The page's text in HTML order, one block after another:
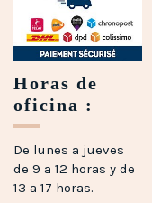
Horas de
oficina :
De lunes a jueves
de 9 a 12 horas y de
13 a 17 horas.